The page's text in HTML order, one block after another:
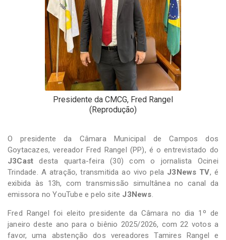
Presidente da CMCG, Fred Rangel
(Reprodução)
O presidente da Câmara Municipal de Campos dos
Goytacazes, vereador Fred Rangel (PP), é o entrevistado do
J3Cast desta quarta-feira (30) com o jornalista Ocinei
Trindade. A atração, transmitida ao vivo pela J3News TV, é
exibida às 13h, com transmissão simultânea no canal da
emissora no YouTube e pelo site J3News
Fred Rangel foi eleito presidente da Câmara no dia 1º de
janeiro deste ano para o biênio 2025/2026, com 22 votos a
favor, uma abstenção dos vereadores Tamires Rangel e